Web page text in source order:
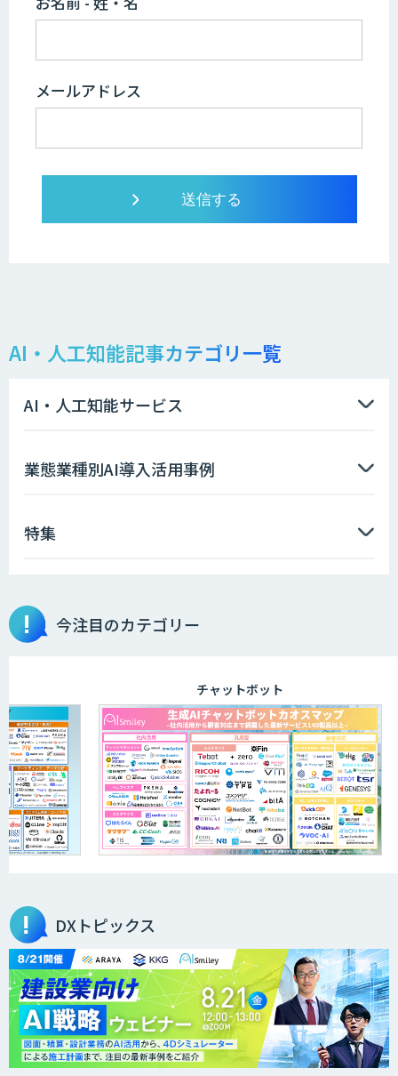
メールアドレス
AI・人工知能記事カテゴリ一覧
AI・人工知能サービス
業態業種別AI導入活用事例
特集
今注目のカテゴリー
チャットボット
DXトピックス